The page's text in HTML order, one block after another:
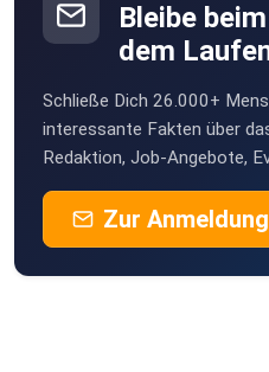
Bleibe
dem
Schließe Dich 26.000+
interessante Fakten über
Redaktion, Job-Angebote,
Zur Anmeldung